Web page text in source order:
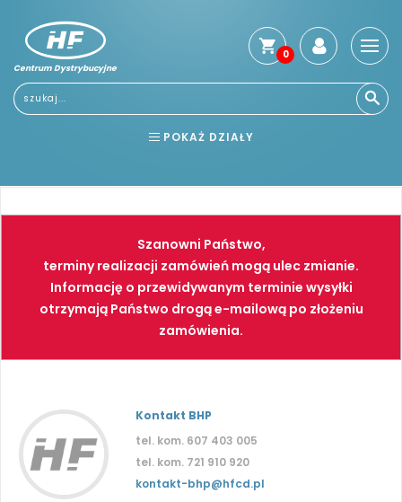
Centrum Dystrybucyjne
0
POKAŻ DZIAŁY
NARZĘDZIA SPAWALNICTWO
FARBY PNEUMATYKA
Szanowni Państwo,
terminy realizacji zamówień mogą ulec zmianie.
Informację o przewidywanym terminie wysyłki
otrzymają Państwo drogą e-mailową po złożeniu
zamówienia.
Kontakt BHP
tel. kom. 607 403 005
tel. kom. 721 910 920
kontakt-bhp@hfcd.pl